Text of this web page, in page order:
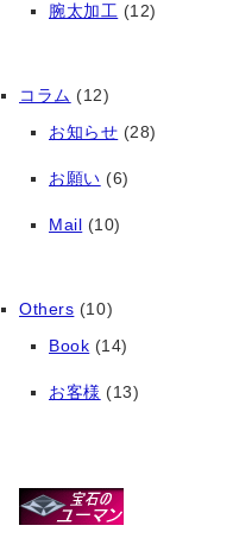
腕太加工 (12)
コラム (12)
お知らせ (28)
お願い (6)
Mail (10)
Others (10)
Book (14)
お客様 (13)